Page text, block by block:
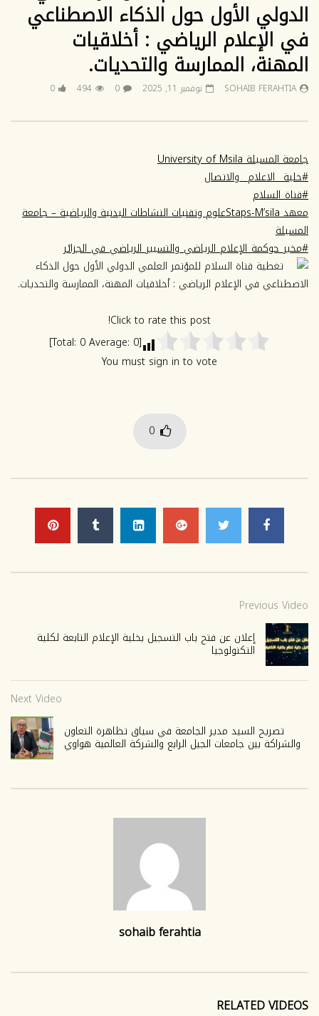
Watch Later 01:30
حفل الإطلاق الرسمي للمخطط الاستراتيجي
لجامعة محمد بوضياف بالمسيلة
2030/2026.
يوليو 13, 2026
04:19
تغطية قناة الشاملة لحفل
الجامعية 2025_2026
يوليو 9, 2026
الدولي الأول حول الذكاء الاصطناعي
في الإعلام الرياضي : أخلاقيات
المهنة، الممارسة والتحديات.
SOHAIB FERAHTIA نوفمبر 11, 2025 0
494
0
جامعة المسيلة University of Msila
#خلية__الاعلام__والاتصال
#قناة_السلام
معهد Staps-M’silaعلوم وتقنيات النشاطات البدنية والرياضية – جامعة
المسيلة
#مخبر_حوكمة_الإعلام_الرياضي_والتسيير_الرياضي_في_الجزائر
تغطية قناة السلام للمؤتمر العلمي الدولي الأول حول الذكاء
الاصطناعي في الإعلام الرياضي : أخلاقيات المهنة، الممارسة والتحديات.
Click to rate this post!
[Total:
0Average: 0
]
You must sign in to vote
0
Previous Video
إعلان عن فتح باب التسجيل بخلية الإعلام التابعة لكلية
التكنولوجيا
Next Video
تصريح السيد مدير الجامعة في سياق تظاهرة التعاون
والشراكة بين جامعات الجيل الرابع والشركة العالمية هواوي
sohaib ferahtia
RELATED VIDEOS